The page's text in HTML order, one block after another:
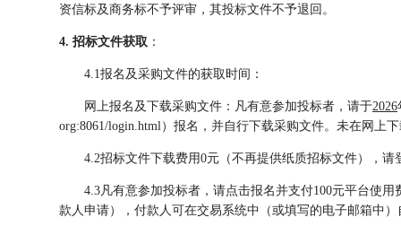
资信标及商务标不予评审， 其投标文件不予退回。
4. 招标文件获取 ：
4.1报名及采购文件的获取时间：
网上报名及下载采购文件：凡有意参加投标者，请于2026
org:8061/login.html）报名，并自行下载采购文件。 未在网上
4.2招标文件下载费用0元 （不再提供纸质招标文件） ，
4.3凡有意参加投标者，请点击报名并支付100元平台使
款人申请），付款人可在交易系统中（或填写的电子邮箱中